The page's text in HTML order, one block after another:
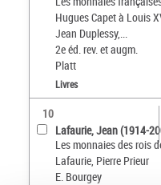
Hugues Capet à Louis
Jean Duplessy,...
2e éd. rev. et augm.
Platt
Livres
10
Lafaurie, Jean (1914-
Les monnaies des rois
Lafaurie, Pierre Prieur
E. Bourgey